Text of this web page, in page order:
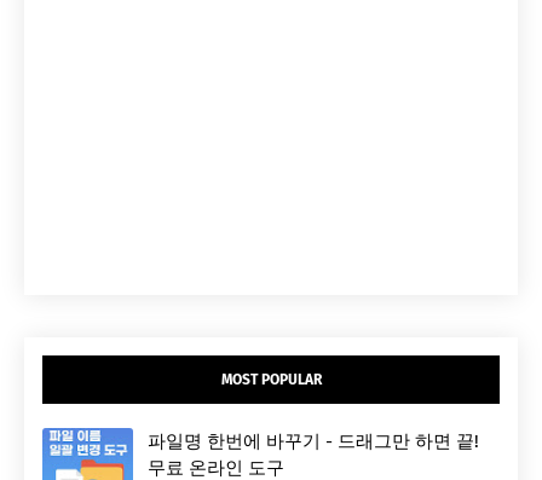
MOST POPULAR
파일명 한번에 바꾸기 - 드래그만 하면 끝!
무료 온라인 도구